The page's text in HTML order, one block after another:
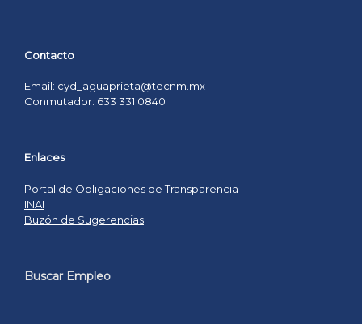
Contacto
Email: cyd_aguaprieta@tecnm.mx
Conmutador: 633 331 0840
Enlaces
Portal de Obligaciones de Transparencia
INAI
Buzón de Sugerencias
Buscar Empleo